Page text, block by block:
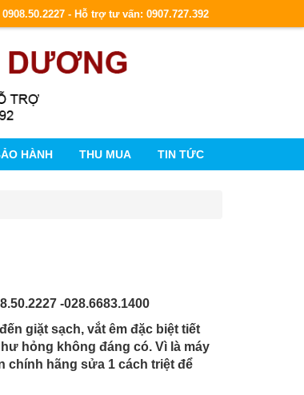
- Hỗ trợ tư vấn: 0907.727.392
HÀNH THU MUA TIN TỨC
-028.6683.1400
giặt sạch, vắt êm đặc biệt tiết
hỏng không đáng có. Vì là máy
chính hãng sửa 1 cách triệt để